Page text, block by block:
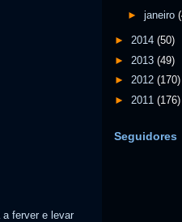
a ferver e levar
► janeiro
► 2014 (50)
► 2013 (49)
► 2012 (170)
► 2011 (176)
Seguidores